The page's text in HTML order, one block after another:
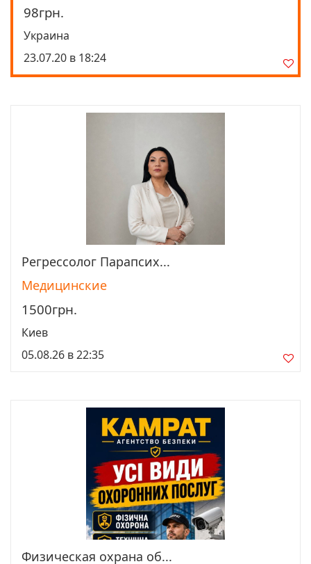
98грн.
Украина
23.07.20 в 18:24
Просмотреть
Регрессолог Парапсих...
Медицинские
1500грн.
Киев
05.08.26 в 22:35
Просмотреть
Физическая охрана об...